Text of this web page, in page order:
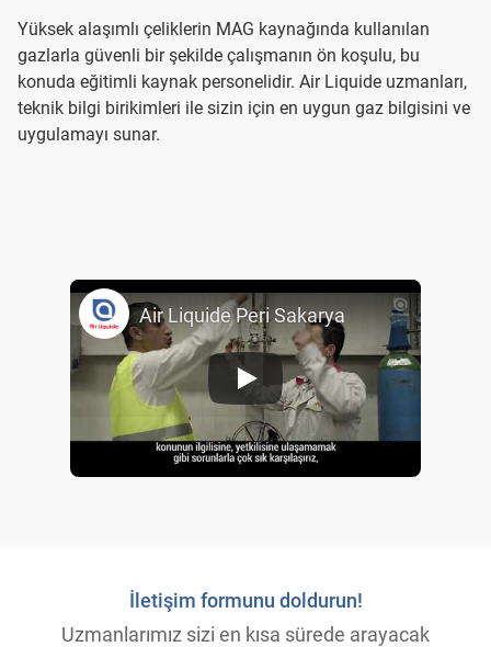
Air Liquide Peri Sakarya
Yüksek alaşımlı çeliklerin MAG kaynağında kullanılan
gazlarla güvenli bir şekilde çalışmanın ön koşulu, bu
konuda eğitimli kaynak personelidir. Air Liquide uzmanları,
teknik bilgi birikimleri ile sizin için en uygun gaz bilgisini ve
uygulamayı sunar.
İletişim formunu doldurun!
Uzmanlarımız sizi en kısa sürede arayacak